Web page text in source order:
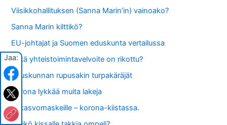
Viisikkohallituksen (Sanna Marin’in) vainoako?
Sanna Marin kilttikö?
EU-johtajat ja Suomen eduskunta vertailussa
Mikä yhteistoimintavelvoite on rikottu?
Eduskunnan rupusakin turpakäräjät
Korona lykkää muita lakeja
EI kasvomaskeille – korona-kiistassa.
Jaa: